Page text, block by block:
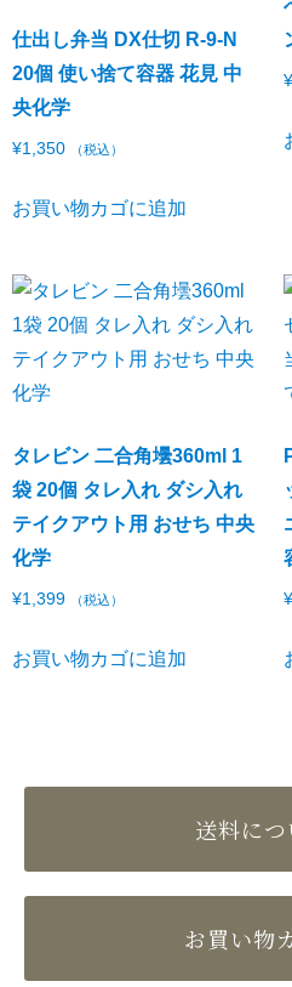
仕出し弁当 DX仕切 R-9-N
20個 使い捨て容器 花見 中
央化学
¥1,350 （税込）
お買い物カゴに追加
¥
タレビン 二合角壜360ml 1
袋 20個 タレ入れ ダシ入れ
テイクアウト用 おせち 中央
化学
¥1,399 （税込）
お買い物カゴに追加
¥
送料につ
お買い物